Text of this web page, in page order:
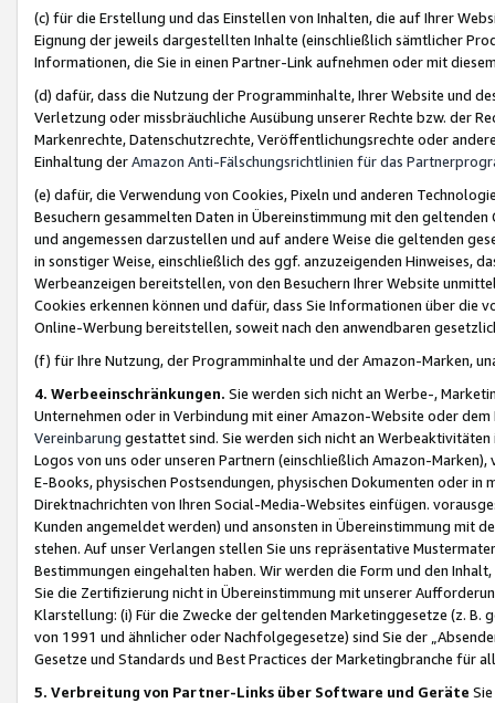
(c) für die Erstellung und das Einstellen von Inhalten, die auf Ihrer
Eignung der jeweils dargestellten Inhalte (einschließlich sämtlicher
Informationen, die Sie in einen Partner-Link aufnehmen oder mit
(d) dafür, dass die Nutzung der Programminhalte, Ihrer Website und
Verletzung oder missbräuchliche Ausübung unserer Rechte bzw. der
Markenrechte, Datenschutzrechte, Veröffentlichungsrechte oder
Einhaltung derAmazon Anti-Fälschungsrichtlinien für das
(e) dafür, die Verwendung von Cookies, Pixeln und anderen
Besuchern gesammelten Daten in Übereinstimmung mit den
und angemessen darzustellen und auf andere Weise die geltenden
in sonstiger Weise, einschließlich des ggf. anzuzeigenden Hinweises,
Werbeanzeigen bereitstellen, von den Besuchern Ihrer Website
Cookies erkennen können und dafür, dass Sie Informationen über die
Online-Werbung bereitstellen, soweit nach den anwendbaren
(f) für Ihre Nutzung, der Programminhalte und der Amazon-Marken,
4. Werbeeinschränkungen. Sie werden sich nicht an Werbe-,
Unternehmen oder in Verbindung mit einer Amazon-Website oder
Vereinbarung gestattet sind. Sie werden sich nicht an
Logos von uns oder unseren Partnern (einschließlich Amazon-
E-Books, physischen Postsendungen, physischen Dokumenten oder in
Direktnachrichten von Ihren Social-Media-Websites einfügen.
Kunden angemeldet werden) und ansonsten in Übereinstimmung mit
stehen. Auf unser Verlangen stellen Sie uns repräsentative
Bestimmungen eingehalten haben. Wir werden die Form und den
Sie die Zertifizierung nicht in Übereinstimmung mit unserer
Klarstellung: (i) Für die Zwecke der geltenden Marketinggesetze (z. B.
von 1991 und ähnlicher oder Nachfolgegesetze) sind Sie der
Gesetze und Standards und Best Practices der Marketingbranche für
5. Verbreitung von Partner-Links über Software und Geräte